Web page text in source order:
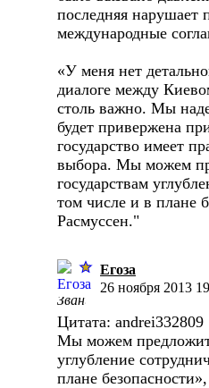
последняя нарушает
международные
«У меня нет
диалоге между
столь важно. Мы
будет привержена
государство имеет
выбора. Мы можем
государствам
том числе и в плане
Расмуссен."
Егоза
26 ноября 2013
Цитата: andrei332809
Мы можем
углубление
плане